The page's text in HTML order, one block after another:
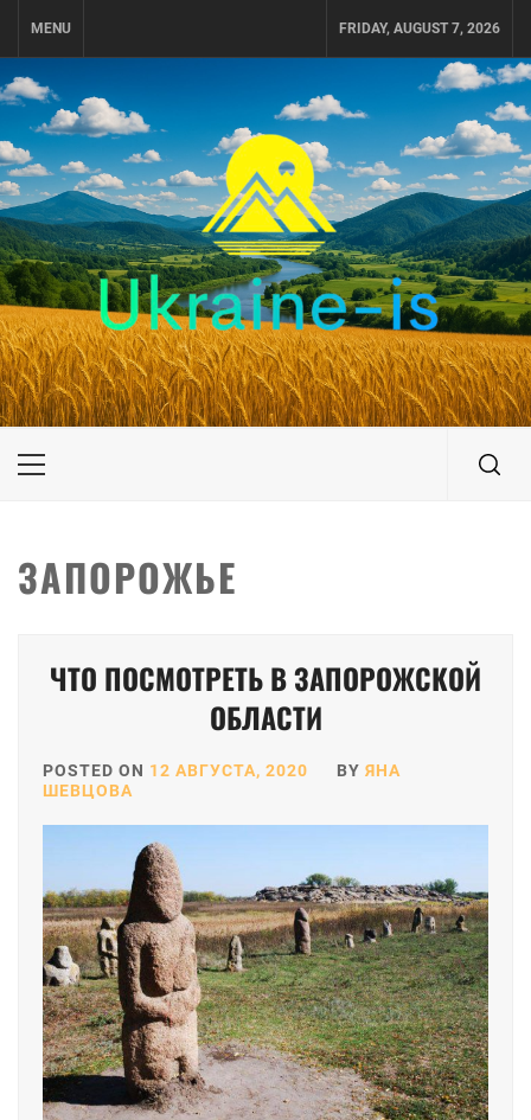
MENU FRIDAY, AUGUST 7, 2026
UKRAINE-IS
ПУТЕШЕСТВИЕ ПО УКРАИНЕ
Primary
ЗАПОРОЖЬЕ
ЧТО ПОСМОТРЕТЬ В ЗАПОРОЖСКОЙ
ОБЛАСТИ
POSTED ON 12 АВГУСТА, 2020 BY ЯНА
ШЕВЦОВА